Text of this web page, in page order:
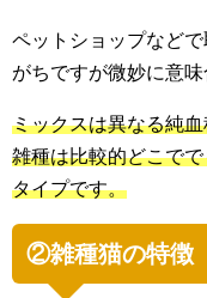
ペットショップなど
がちですが微妙に意味
ミックスは異なる純
雑種は比較的どこで
タイプです。
②雑種猫の特徴